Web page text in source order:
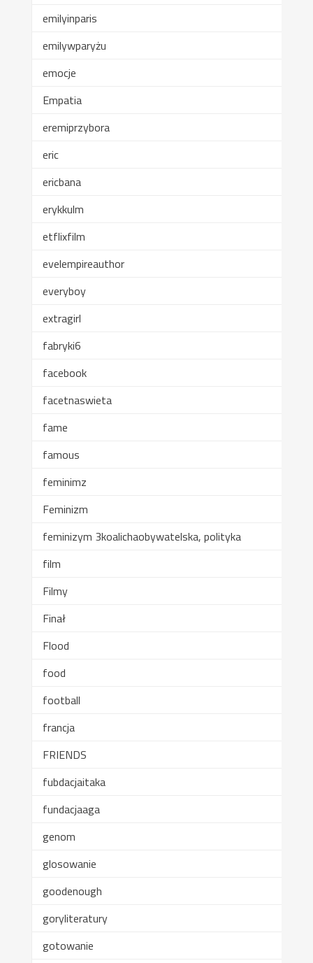
emilyinparis
emilywparyżu
emocje
Empatia
eremiprzybora
eric
ericbana
erykkulm
etflixfilm
evelempireauthor
everyboy
extragirl
fabryki6
facebook
facetnaswieta
fame
famous
feminimz
Feminizm
feminizym 3koalichaobywatelska, polityka
film
Filmy
Finał
Flood
food
football
francja
FRIENDS
fubdacjaitaka
fundacjaaga
genom
glosowanie
goodenough
goryliteratury
gotowanie